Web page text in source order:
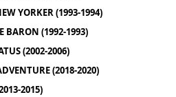
YORKER (1993-1994)
BARON (1992-1993)
(2002-2006)
(2018-2020)
2015)